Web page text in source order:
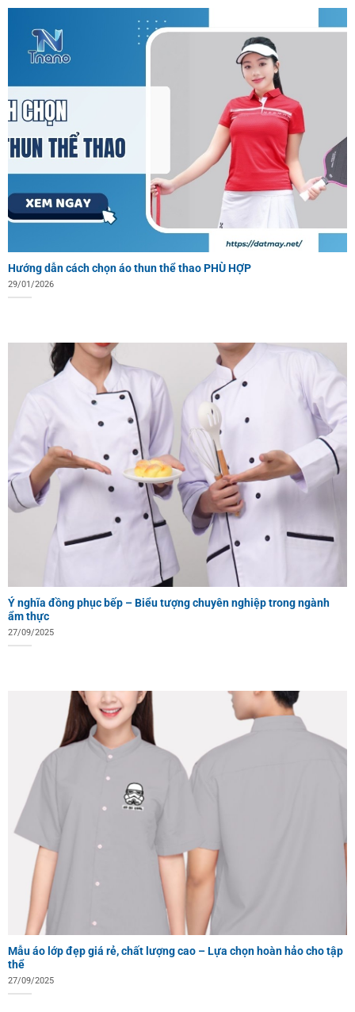
Hướng dẫn cách chọn áo thun thể thao PHÙ HỢP
29/01/2026
Ý nghĩa đồng phục bếp – Biểu tượng chuyên nghiệp trong ngành
ẩm thực
27/09/2025
Mẫu áo lớp đẹp giá rẻ, chất lượng cao – Lựa chọn hoàn hảo cho tập
thể
27/09/2025